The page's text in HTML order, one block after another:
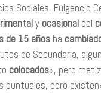
Sociales, Fulgencio
y ocasional del
de 15 años ha
de Secundaria,
colocados», pero
puntuales, pero